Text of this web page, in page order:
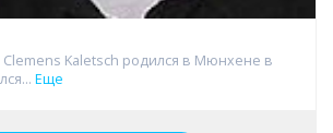
Clemens Kaletsch родился в Мюнхене в
Еще